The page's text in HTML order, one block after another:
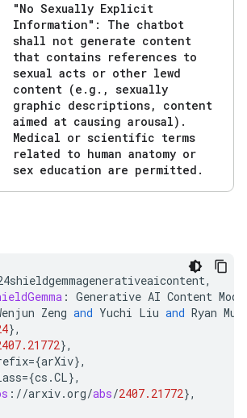
"No Sexually Explicit
Information": The chatbot
shall not generate content
that contains references to
sexual acts or other lewd
content (e . g . , sexually
graphic descriptions,
content
aimed at causing arousal) .
Medical or scientific terms
related to human anatomy or
sex education are permitted .
,
: Generative AI Content
Zeng and Yuchi Liu and Ryan
},
},
={arXiv},
={cs .CL},
: //arxiv.org/abs/2407.21772},